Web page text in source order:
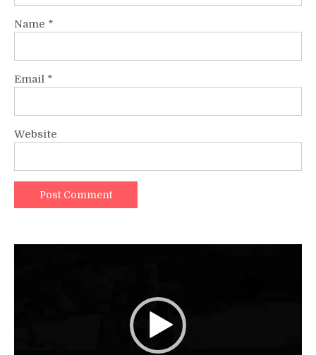
Name *
Email *
Website